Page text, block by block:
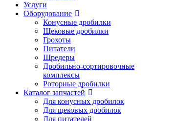
Услуги
Оборудование
Конусные дробилки
Щековые дробилки
Грохоты
Питатели
Шредеры
Дробильно-сортировочные
комплексы
Роторные дробилки
Каталог запчастей
Для конусных дробилок
Для щековых дробилок
Для питателей